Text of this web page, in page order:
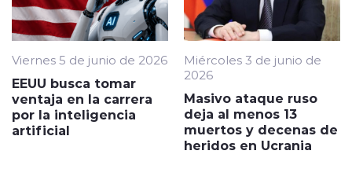
Viernes 5 de junio de 2026
EEUU busca tomar
ventaja en la carrera
por la inteligencia
artificial
Miércoles 3 de junio de
2026
Masivo ataque ruso
deja al menos 13
muertos y decenas de
heridos en Ucrania